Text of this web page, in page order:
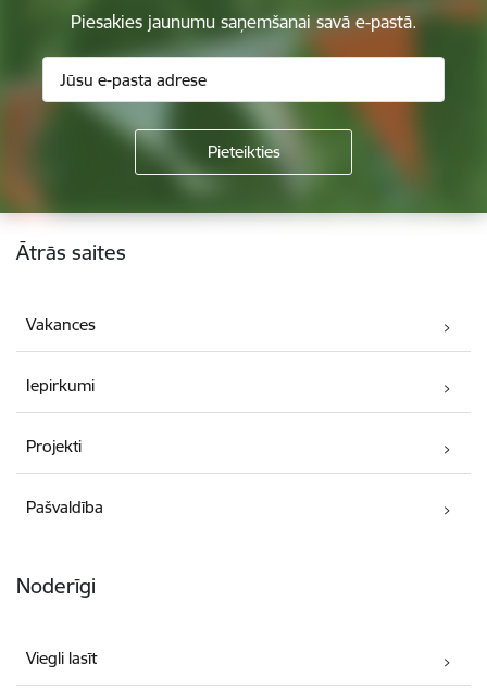
Piesakies jaunumu saņemšanai savā e-pastā.
Kājene
Ātrās saites
Vakances
Iepirkumi
Projekti
Pašvaldība
Noderīgi
Viegli lasīt